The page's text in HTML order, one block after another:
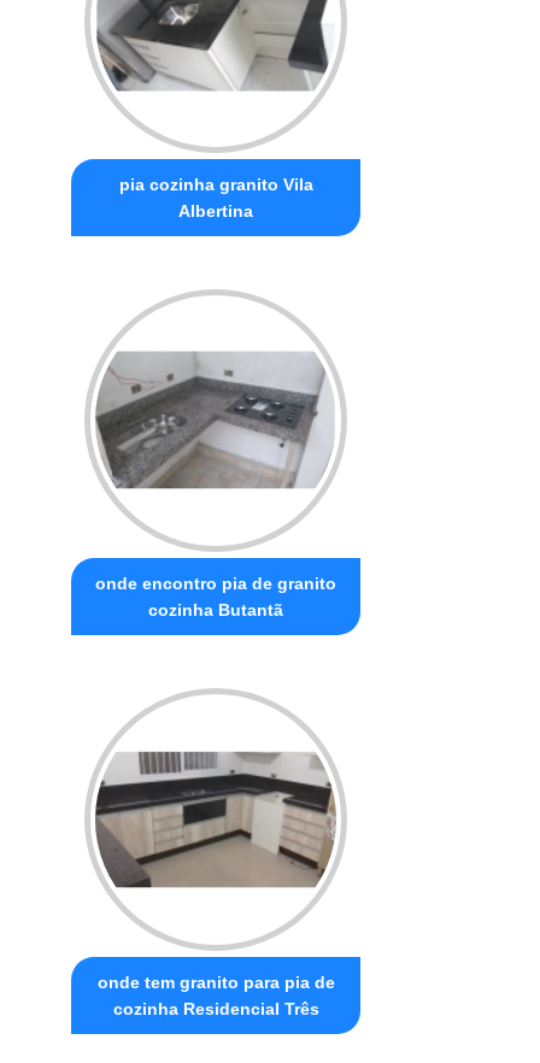
pia cozinha granito Vila
Albertina
onde encontro pia de granito
cozinha Butantã
onde tem granito para pia de
cozinha Residencial Três